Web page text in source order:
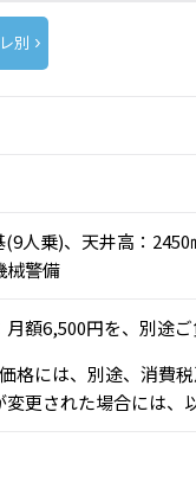
別
(9人乗)、天井高：
械警備
額6,500円を、別途ご
格には、別途、消費
更された場合には、